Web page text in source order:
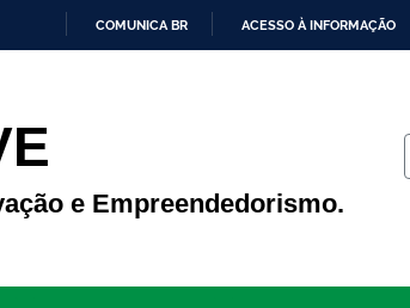
COMUNICA BR ACESSO À INFORMAÇÃO
e Empreendedorismo.